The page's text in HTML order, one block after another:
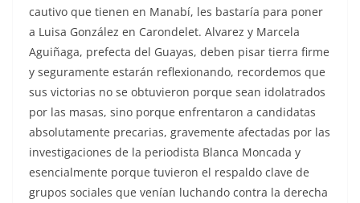
cautivo que tienen en Manabí, les bastaría para poner
a Luisa González en Carondelet. Alvarez y Marcela
Aguiñaga, prefecta del Guayas, deben pisar tierra firme
y seguramente estarán reflexionando, recordemos que
sus victorias no se obtuvieron porque sean idolatrados
por las masas, sino porque enfrentaron a candidatas
absolutamente precarias, gravemente afectadas por las
investigaciones de la periodista Blanca Moncada y
esencialmente porque tuvieron el respaldo clave de
grupos sociales que venían luchando contra la derecha